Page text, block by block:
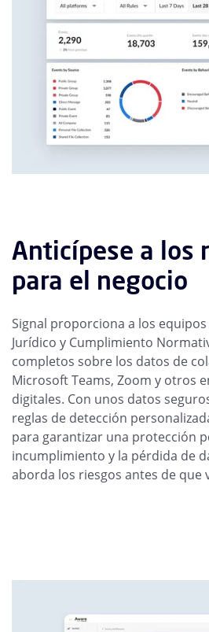
Anticípese a los
para el negocio
Signal proporciona a los equipos
Jurídico y Cumplimiento
completos sobre los datos de
Microsoft Teams, Zoom y otros
digitales. Con unos datos
reglas de detección
para garantizar una protección
incumplimiento y la pérdida de
aborda los riesgos antes de que